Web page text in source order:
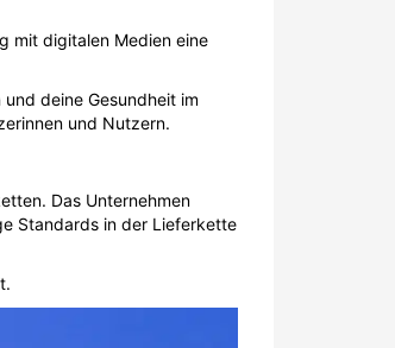
mit digitalen Medien eine
deine Gesundheit im
und Nutzern.
Das Unternehmen
Standards in der Lieferkette